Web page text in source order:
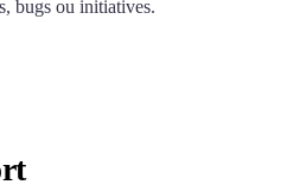
bugs ou initiatives.